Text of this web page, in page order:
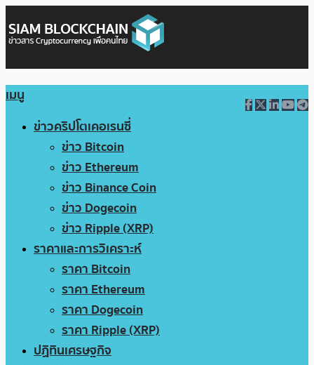
เมนู
ข่าวคริปโตเคอเรนซี่
ข่าว Bitcoin
ข่าว Ethereum
ข่าว Binance Coin
ข่าว Dogecoin
ข่าว Ripple (XRP)
ราคาและการวิเคราะห์
ราคา Bitcoin
ราคา Ethereum
ราคา Dogecoin
ราคา Ripple (XRP)
ปฏิทินเศรษฐกิจ